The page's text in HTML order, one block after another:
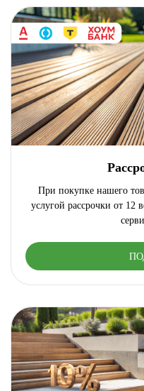
При покупке нашего
услугой рассрочки от 12